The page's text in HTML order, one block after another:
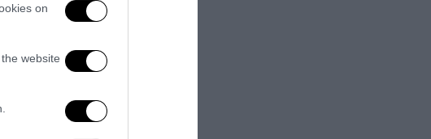
on
website